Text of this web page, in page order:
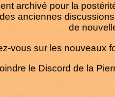
archivé pour la
anciennes
de
vous sur les nouveaux
le Discord de la